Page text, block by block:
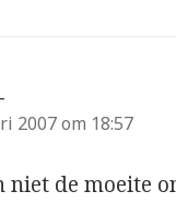
2007 om 18:57
niet de moeite